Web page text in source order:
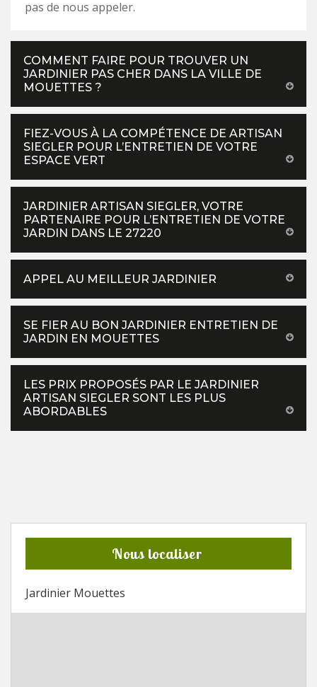
pas de nous appeler.
COMMENT FAIRE POUR TROUVER UN
JARDINIER PAS CHER DANS LA VILLE DE
MOUETTES ?
FIEZ-VOUS À LA COMPÉTENCE DE ARTISAN
SIEGLER POUR L’ENTRETIEN DE VOTRE
ESPACE VERT
JARDINIER ARTISAN SIEGLER, VOTRE
PARTENAIRE POUR L’ENTRETIEN DE VOTRE
JARDIN DANS LE 27220
APPEL AU MEILLEUR JARDINIER
SE FIER AU BON JARDINIER ENTRETIEN DE
JARDIN EN MOUETTES
LES PRIX PROPOSÉS PAR LE JARDINIER
ARTISAN SIEGLER SONT LES PLUS
ABORDABLES
Nous localiser
Jardinier Mouettes